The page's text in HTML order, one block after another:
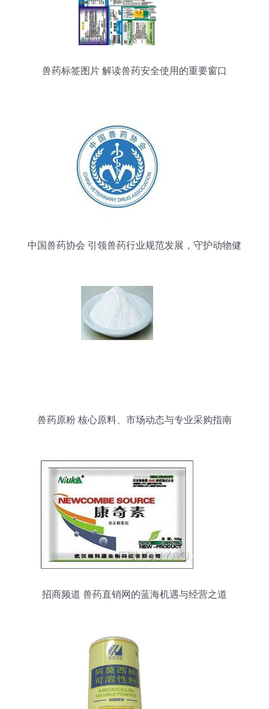
兽药标签图片 解读兽药安全使用的重要窗口
中国兽药协会 引领兽药行业规范发展，守护动物健
兽药原粉 核心原料、市场动态与专业采购指南
招商频道 兽药直销网的蓝海机遇与经营之道